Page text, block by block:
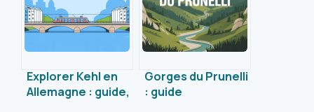
Explorer Kehl en
Allemagne : guide,
Gorges du Prunelli
: guide